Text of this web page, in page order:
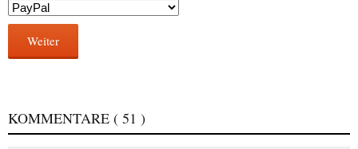
Weiter
KOMMENTARE ( 51 )